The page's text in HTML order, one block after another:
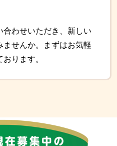
わせいただき、新しい
せんか。まずはお気軽
ります。